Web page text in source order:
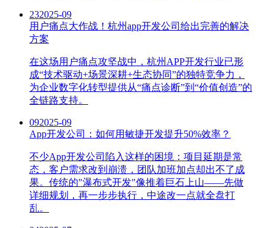
232025-09
用户痛点大作战！杭州app开发公司给出完善的解决
方案
在这场用户痛点攻坚战中，杭州APP开发行业已形
成“技术驱动+场景深耕+生态协同”的独特竞争力，
为企业数字化转型提供从“痛点诊断”到“价值创造”的
全链路支持。
092025-09
App开发公司：如何用敏捷开发提升50%效率？
不少App开发公司陷入这样的困境：项目延期是常
态，客户需求改到崩溃，团队加班加点却出不了成
果。传统的"瀑布式开发"像推着巨石上山——先做
详细规划，再一步步执行，中途改一点就全盘打
乱。